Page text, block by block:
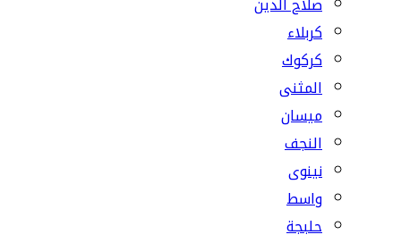
كربلاء
كركوك
المثنى
ميسان
النجف
نينوى
واسط
حلبجة